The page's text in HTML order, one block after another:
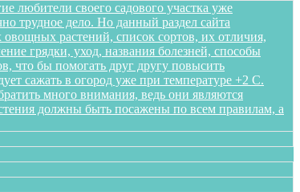
любители своего садового участка уже
трудное дело. Но данный раздел сайта
растений, список сортов, их отличия,
грядки, уход, названия болезней, способы
что бы помогать друг другу повысить
сажать в огород уже при температуре +2 С.
много внимания, ведь они являются
должны быть посажены по всем правилам, а